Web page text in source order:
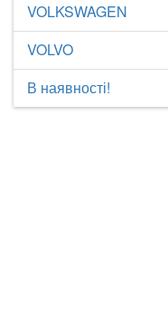
VOLKSWAGEN
VOLVO
В наявності!